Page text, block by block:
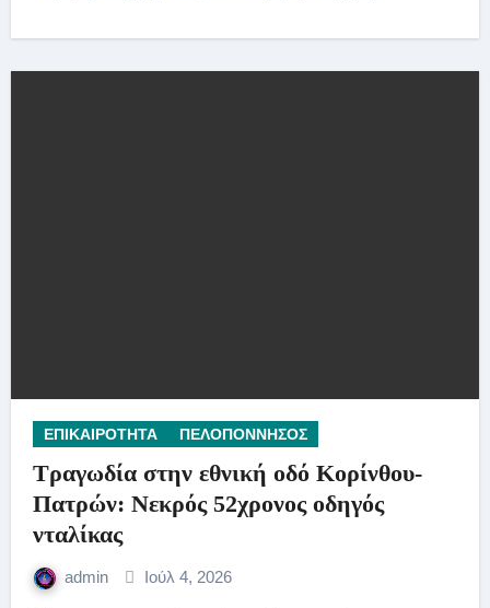
ΕΠΙΚΑΙΡΟΤΗΤΑ ΠΕΛΟΠΟΝΝΗΣΟΣ
Τραγωδία στην εθνική οδό Κορίνθου-
Πατρών: Νεκρός 52χρονος οδηγός
νταλίκας
admin Ιούλ 4, 2026